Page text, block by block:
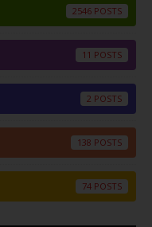
2546
11
2
138
74